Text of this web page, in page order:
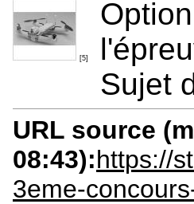
[5]
Sujet
URL source
08:43):https://
3eme-